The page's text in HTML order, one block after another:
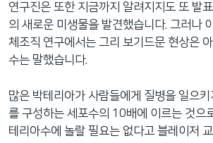
연구진은 또한 지금까지 알려지지도 또 발
의 새로운 미생물을 발견했습니다. 그러나
체조직 연구에서는 그리 보기드문 현상은
수는 말했습니다.
많은 박테리아가 사람들에게 질병을 일으키
를 구성하는 세포수의 10배에 이르는 것으
테리아수에 놀랄 필요는 없다고 블레이저